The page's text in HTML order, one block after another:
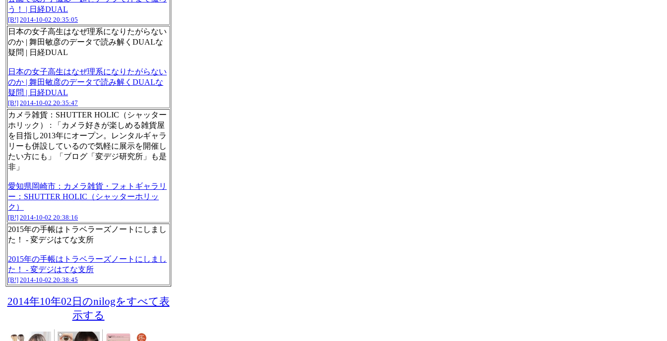
う！ | 日経DUAL
[B!] 2014-10-02 20:35:05
日本の女子高生はなぜ理系になりたがらない
のか | 舞田敏彦のデータで読み解くDUALな
疑問 | 日経DUAL
日本の女子高生はなぜ理系になりたがらない
のか | 舞田敏彦のデータで読み解くDUALな
疑問 | 日経DUAL
[B!] 2014-10-02 20:35:47
カメラ雑貨：SHUTTER HOLIC（シャッター
ホリック） : 「カメラ好きが楽しめる雑貨屋
を目指し2013年にオープン。レンタルギャラ
リーも併設しているので気軽に展示を開催し
たい方にも」「ブログ「変デジ研究所」も是
非」
愛知県岡崎市：カメラ雑貨・フォトギャラリ
ー：SHUTTER HOLIC（シャッターホリッ
ク）
[B!] 2014-10-02 20:38:16
2015年の手帳はトラベラーズノートにしまし
た！ - 変デジはてな支所
2015年の手帳はトラベラーズノートにしまし
た！ - 変デジはてな支所
[B!] 2014-10-02 20:38:45
2014年10年02日のnilogをすべて表
示する